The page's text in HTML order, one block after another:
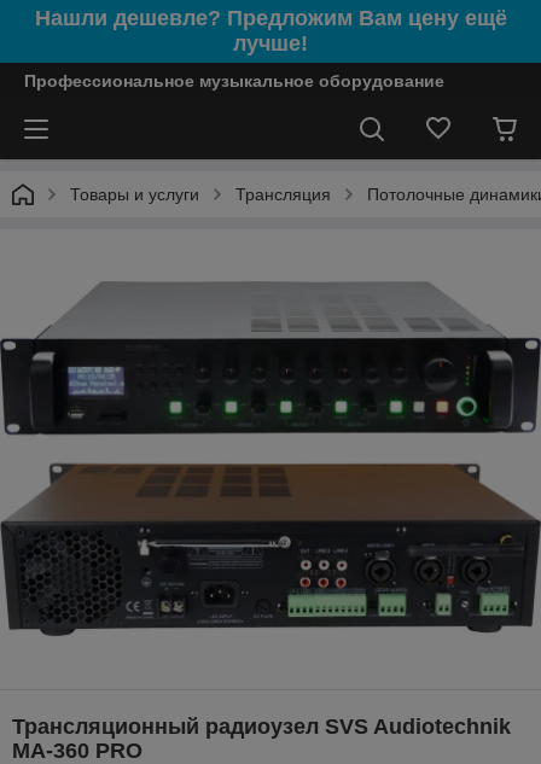
Нашли дешевле? Предложим Вам цену ещё
лучше!
Профессиональное музыкальное оборудование
Товары и услуги Трансляция Потолочные
Трансляционный радиоузел SVS Audiotechnik
MA-360 PRO